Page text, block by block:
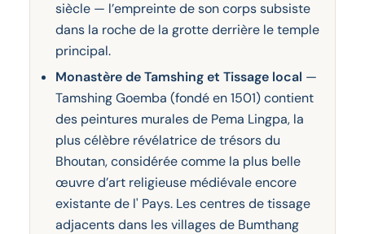
siècle — l’empreinte de son corps subsiste
dans la roche de la grotte derrière le temple
principal.
Monastère de Tamshing et Tissage local —
Tamshing Goemba (fondé en 1501) contient
des peintures murales de Pema Lingpa, la
plus célèbre révélatrice de trésors du
Bhoutan, considérée comme la plus belle
œuvre d’art religieuse médiévale encore
existante de l' Pays. Les centres de tissage
adjacents dans les villages de Bumthang